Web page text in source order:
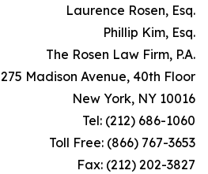
Laurence Rosen, Esq.
Phillip Kim, Esq.
The Rosen Law Firm, P.A.
275 Madison Avenue, 40th Floor
New York, NY 10016
Tel: (212) 686-1060
Toll Free: (866) 767-3653
Fax: (212) 202-3827